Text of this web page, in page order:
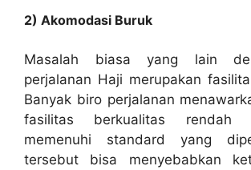
2) Akomodasi Buruk
Masalah biasa yang lain
perjalanan Haji merupakan
Banyak biro perjalanan
fasilitas berkualitas rendah
memenuhi standard yang
tersebut bisa menyebabkan